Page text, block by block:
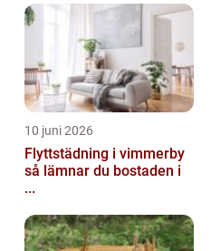
10 juni 2026
Flyttstädning i vimmerby
så lämnar du bostaden i
...